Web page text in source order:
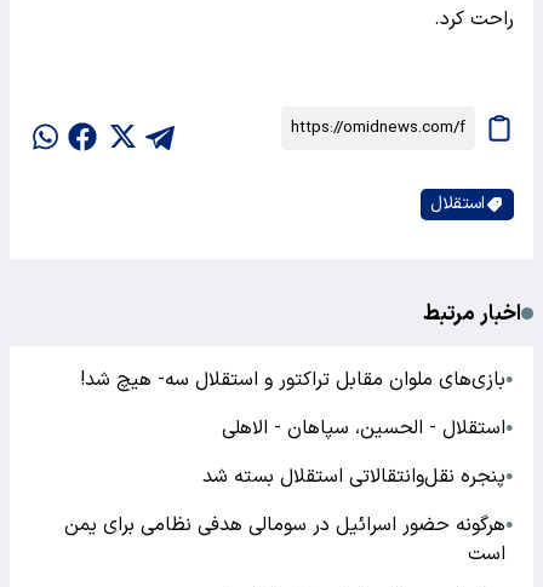
راحت کرد.
استقلال
اخبار مرتبط
●بازی‌های ملوان مقابل تراکتور و استقلال سه- هیچ شد!
●استقلال - الحسین، سپاهان - الاهلی
●پنجره نقل‌وانتقالاتی استقلال بسته شد
●هرگونه حضور اسرائیل در سومالی هدفی نظامی برای یمن
است